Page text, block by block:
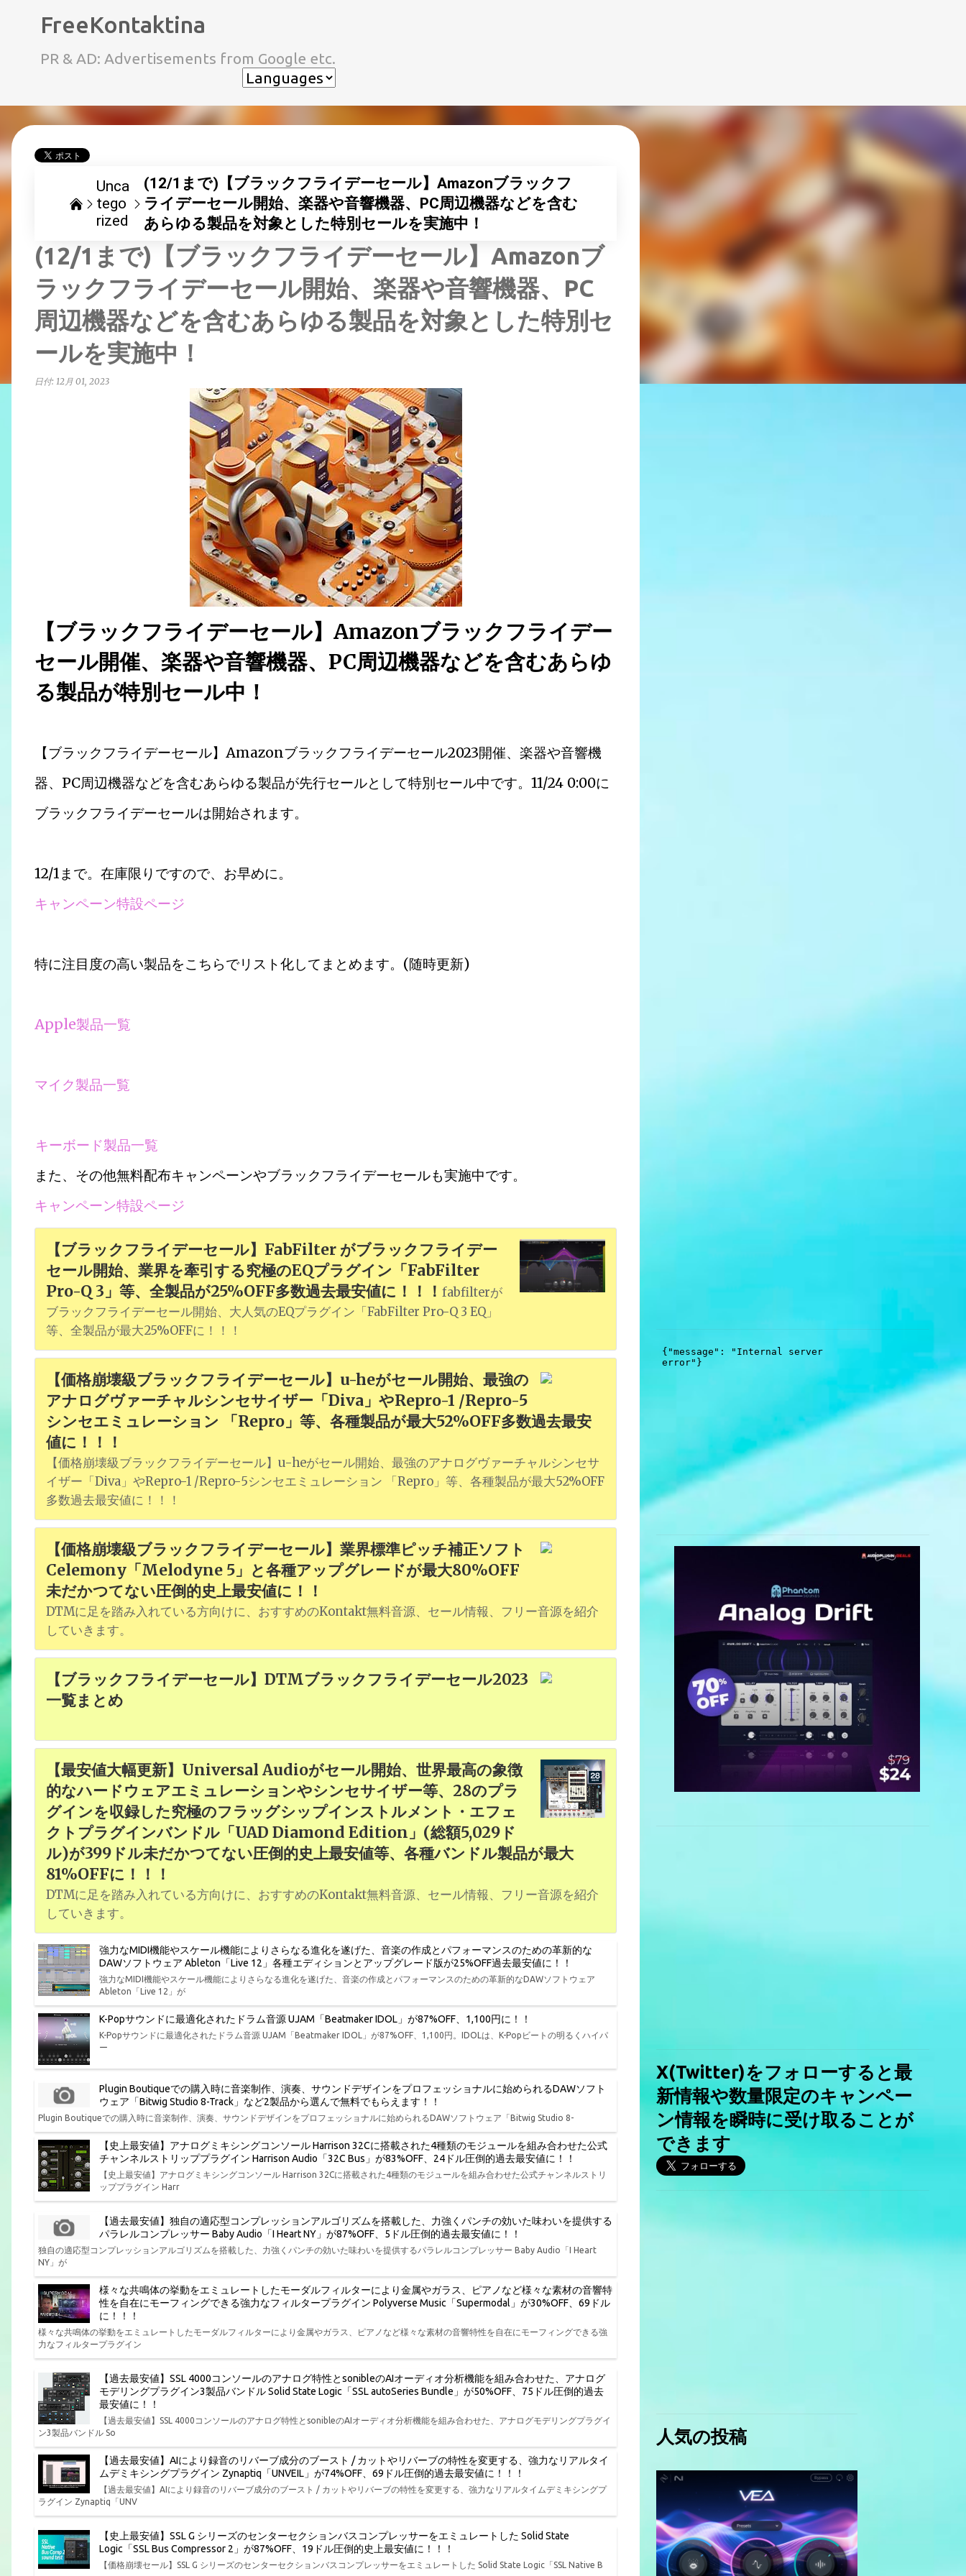
FreeKontaktina
PR & AD: Advertisements from Google etc.
Unca
tego
rized
(12/1まで)【ブラックフライデーセール】Amazonブラックフ
ライデーセール開始、楽器や音響機器、PC周辺機器などを含む
あらゆる製品を対象とした特別セールを実施中！
(12/1まで)【ブラックフライデーセール】Amazonブ
ラックフライデーセール開始、楽器や音響機器、PC
周辺機器などを含むあらゆる製品を対象とした特別セ
ールを実施中！
日付: 12月 01, 2023
【ブラックフライデーセール】Amazonブラックフライデー
セール開催、楽器や音響機器、PC周辺機器などを含むあらゆ
る製品が特別セール中！
【ブラックフライデーセール】Amazonブラックフライデーセール2023開催、楽器や音響機
器、PC周辺機器などを含むあらゆる製品が先行セールとして特別セール中です。11/24 0:00に
ブラックフライデーセールは開始されます。
12/1まで。在庫限りですので、お早めに。
キャンペーン特設ページ
特に注目度の高い製品をこちらでリスト化してまとめます。(随時更新)
Apple製品一覧
マイク製品一覧
キーボード製品一覧
また、その他無料配布キャンペーンやブラックフライデーセールも実施中です。
キャンペーン特設ページ
【ブラックフライデーセール】FabFilter がブラックフライデー
セール開始、業界を牽引する究極のEQプラグイン「FabFilter
Pro-Q 3」等、全製品が25%OFF多数過去最安値に！！！ fabfilterが
ブラックフライデーセール開始、大人気のEQプラグイン「FabFilter Pro-Q 3 EQ」
等、全製品が最大25%OFFに！！！
【価格崩壊級ブラックフライデーセール】u-heがセール開始、最強の
アナログヴァーチャルシンセサイザー「Diva」やRepro-1 /Repro-5
シンセエミュレーション 「Repro」等、各種製品が最大52%OFF多数過去最安
値に！！！
【価格崩壊級ブラックフライデーセール】u-heがセール開始、最強のアナログヴァーチャルシンセサ
イザー「Diva」やRepro-1 /Repro-5シンセエミュレーション 「Repro」等、各種製品が最大52%OFF
多数過去最安値に！！！
【価格崩壊級ブラックフライデーセール】業界標準ピッチ補正ソフト
Celemony「Melodyne 5」と各種アップグレードが最大80%OFF
未だかつてない圧倒的史上最安値に！！
DTMに足を踏み入れている方向けに、おすすめのKontakt無料音源、セール情報、フリー音源を紹介
していきます。
【ブラックフライデーセール】DTMブラックフライデーセール2023
一覧まとめ
【最安値大幅更新】Universal Audioがセール開始、世界最高の象徴
的なハードウェアエミュレーションやシンセサイザー等、28のプラ
グインを収録した究極のフラッグシップインストルメント・エフェ
クトプラグインバンドル「UAD Diamond Edition」(総額5,029ド
ル)が399ドル未だかつてない圧倒的史上最安値等、各種バンドル製品が最大
81%OFFに！！！
DTMに足を踏み入れている方向けに、おすすめのKontakt無料音源、セール情報、フリー音源を紹介
していきます。
強力なMIDI機能やスケール機能によりさらなる進化を遂げた、音楽の作成とパフォーマンスのための革新的な
DAWソフトウェア Ableton「Live 12」各種エディションとアップグレード版が25%OFF過去最安値に！！
強力なMIDI機能やスケール機能によりさらなる進化を遂げた、音楽の作成とパフォーマンスのための革新的なDAWソフトウェア
Ableton「Live 12」が
K-Popサウンドに最適化されたドラム音源 UJAM「Beatmaker IDOL」が87%OFF、1,100円に！！
K-Popサウンドに最適化されたドラム音源 UJAM「Beatmaker IDOL」が87%OFF、1,100円。IDOLは、K-Popビートの明るくハイパ
ー
Plugin Boutiqueでの購入時に音楽制作、演奏、サウンドデザインをプロフェッショナルに始められるDAWソフト
ウェア「Bitwig Studio 8-Track」など2製品から選んで無料でもらえます！！
Plugin Boutiqueでの購入時に音楽制作、演奏、サウンドデザインをプロフェッショナルに始められるDAWソフトウェア「Bitwig Studio 8-
【史上最安値】アナログミキシングコンソール Harrison 32Cに搭載された4種類のモジュールを組み合わせた公式
チャンネルストリッププラグイン Harrison Audio「32C Bus」が83%OFF、24ドル圧倒的過去最安値に！！
【史上最安値】アナログミキシングコンソール Harrison 32Cに搭載された4種類のモジュールを組み合わせた公式チャンネルストリ
ッププラグイン Harr
【過去最安値】独自の適応型コンプレッションアルゴリズムを搭載した、力強くパンチの効いた味わいを提供する
パラレルコンプレッサー Baby Audio「I Heart NY」が87%OFF、5ドル圧倒的過去最安値に！！
独自の適応型コンプレッションアルゴリズムを搭載した、力強くパンチの効いた味わいを提供するパラレルコンプレッサー Baby Audio「I Heart
NY」が
様々な共鳴体の挙動をエミュレートしたモーダルフィルターにより金属やガラス、ピアノなど様々な素材の音響特
性を自在にモーフィングできる強力なフィルタープラグイン Polyverse Music「Supermodal」が30%OFF、69ドル
に！！！
様々な共鳴体の挙動をエミュレートしたモーダルフィルターにより金属やガラス、ピアノなど様々な素材の音響特性を自在にモーフィングできる強
力なフィルタープラグイン
【過去最安値】SSL 4000コンソールのアナログ特性とsonibleのAIオーディオ分析機能を組み合わせた、アナログ
モデリングプラグイン3製品バンドル Solid State Logic「SSL autoSeries Bundle」が50%OFF、75ドル圧倒的過去
最安値に！！
【過去最安値】SSL 4000コンソールのアナログ特性とsonibleのAIオーディオ分析機能を組み合わせた、アナログモデリングプラグイ
ン3製品バンドル So
【過去最安値】AIにより録音のリバーブ成分のブースト / カットやリバーブの特性を変更する、強力なリアルタイ
ムデミキシングプラグイン Zynaptiq「UNVEIL」が74%OFF、69ドル圧倒的過去最安値に！！！
【過去最安値】AIにより録音のリバーブ成分のブースト / カットやリバーブの特性を変更する、強力なリアルタイムデミキシングプ
ラグイン Zynaptiq「UNV
【史上最安値】SSL G シリーズのセンターセクションバスコンプレッサーをエミュレートした Solid State
Logic「SSL Bus Compressor 2」が87%OFF、19ドル圧倒的史上最安値に！！！
【価格崩壊セール】SSL G シリーズのセンターセクションバスコンプレッサーをエミュレートした Solid State Logic「SSL Native B
X(Twitter)をフォローすると最
新情報や数量限定のキャンペー
ン情報を瞬時に受け取ることが
できます
人気の投稿